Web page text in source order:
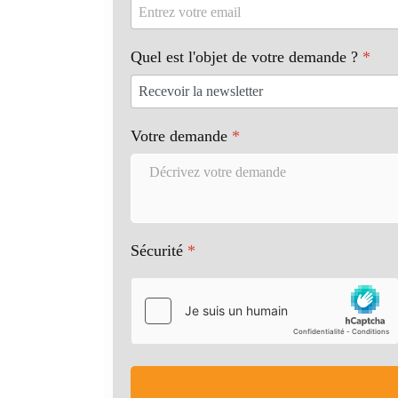
Quel est l'objet de votre demande ? *
Votre demande *
Sécurité *